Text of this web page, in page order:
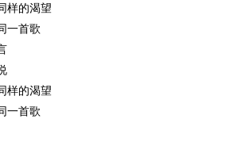
样的渴望
一首歌
样的渴望
一首歌